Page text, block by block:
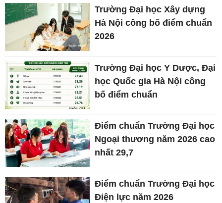
Trường Đại học Xây dựng
Hà Nội công bố điểm chuẩn
2026
Trường Đại học Y Dược, Đại
học Quốc gia Hà Nội công
bố điểm chuẩn
Điểm chuẩn Trường Đại học
Ngoại thương năm 2026 cao
nhất 29,7
Điểm chuẩn Trường Đại học
Điện lực năm 2026